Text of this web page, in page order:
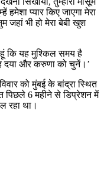
हमेशा प्यार किए जाएगा मेरा
जहां भी हो मेरा बेबी खुश
हूं कि यह मुश्किल समय है
दया और करुणा को चुनें।’
को मुंबई के बांद्रा स्थित
6 महीने से डिप्रेशन में
रहा था।